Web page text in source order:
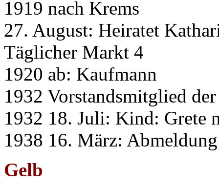
1919 nach Krems
27. August: Heiratet
Täglicher Markt 4
1920 ab: Kaufmann
1932 Vorstandsmitglied
1932 18. Juli: Kind: Grete
1938 16. März:
Gelb